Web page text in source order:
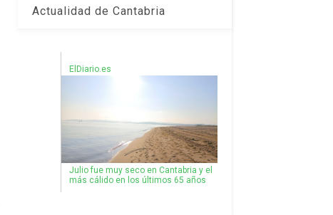
Actualidad de Cantabria
ElDiario.es
Julio fue muy seco en Cantabria y el
más cálido en los últimos 65 años